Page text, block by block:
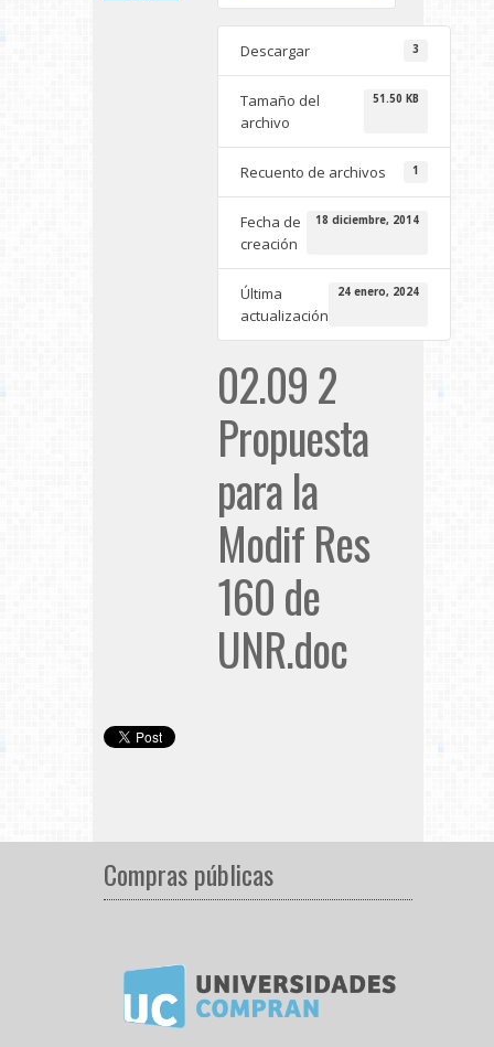
Descargar 3
Tamaño del
archivo
51.50 KB
Recuento de archivos 1
Fecha de
creación
18 diciembre, 2014
Última
actualización
24 enero, 2024
02.09 2
Propuesta
para la
Modif Res
160 de
UNR.doc
Compras públicas